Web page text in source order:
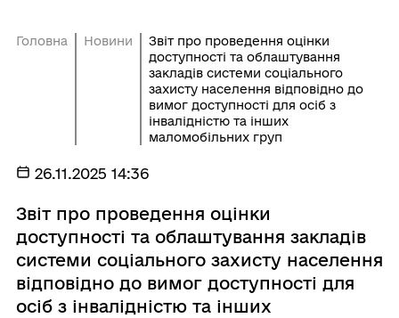
Головна Новини
Звіт про проведення оцінки
доступності та облаштування
закладів системи соціального
захисту населення відповідно до
вимог доступності для осіб з
інвалідністю та інших
маломобільних груп
26.11.2025 14:36
Звіт про проведення оцінки
доступності та облаштування закладів
системи соціального захисту населення
відповідно до вимог доступності для
осіб з інвалідністю та інших